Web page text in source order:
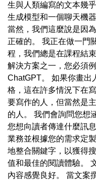
生與人類編寫的文本幾
生成模型和一個聊天機
當然，我們這麼說是因
正確的。 我正在做一門
程，我們總是在課程結
解決方案之一，您必須
ChatGPT。 如果你畫出
格，這在許多情況下在
要寫作的人，但當然是
的人。 我們會詢問您想
您想向讀者傳達什麼訊
業務並根據您的需求定
地整合關鍵字，以獲得
值和最佳的閱讀體驗。
內容感覺良好。 當文案